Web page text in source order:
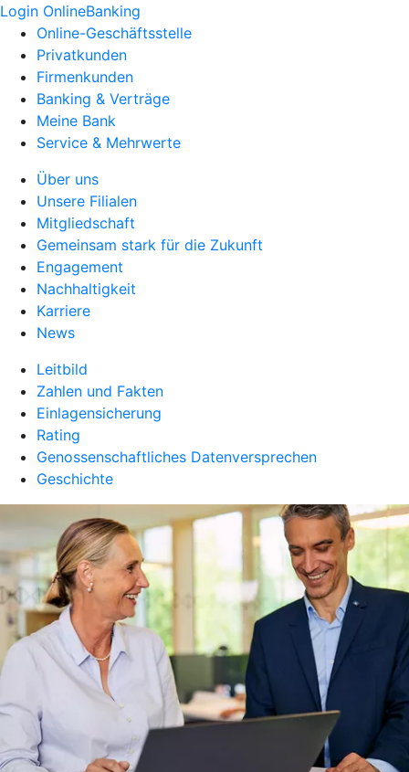
Login OnlineBanking
Online-Geschäftsstelle
Privatkunden
Firmenkunden
Banking & Verträge
Meine Bank
Service & Mehrwerte
Über uns
Unsere Filialen
Mitgliedschaft
Gemeinsam stark für die Zukunft
Engagement
Nachhaltigkeit
Karriere
News
Leitbild
Zahlen und Fakten
Einlagensicherung
Rating
Genossenschaftliches Datenversprechen
Geschichte